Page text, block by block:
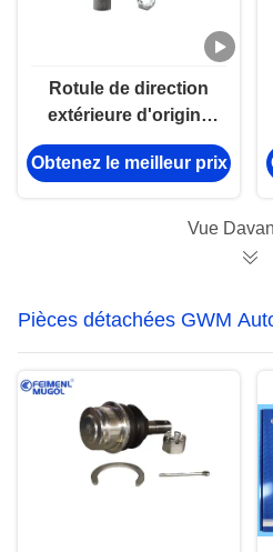
Rotule de direction
extérieure d'origine
pour Foton Tunland &
JAC T6 – 5 trous 4x4
Obtenez le meilleur prix
Vue
Pièces détachées GWM